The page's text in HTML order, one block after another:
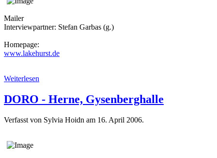
Mailer
Interviewpartner: Stefan Garbas (g.)
Homepage:
www.lakehurst.de
Weiterlesen
DORO - Herne, Gysenberghalle
Verfasst von Sylvia Hoidn am 16. April 2006.